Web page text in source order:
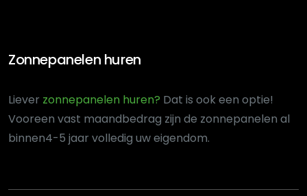
Zonnepanelen huren
Liever zonnepanelen huren? Dat is ook een optie!
Vooreen vast maandbedrag zijn de zonnepanelen al
binnen4-5 jaar volledig uw eigendom.